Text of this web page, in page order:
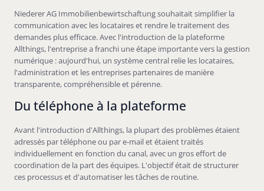
Niederer AG Immobilienbewirtschaftung souhaitait simplifier la
communication avec les locataires et rendre le traitement des
demandes plus efficace. Avec l'introduction de la plateforme
Allthings, l'entreprise a franchi une étape importante vers la gestion
numérique : aujourd'hui, un système central relie les locataires,
l'administration et les entreprises partenaires de manière
transparente, compréhensible et pérenne.
Du téléphone à la plateforme
Avant l'introduction d'Allthings, la plupart des problèmes étaient
adressés par téléphone ou par e-mail et étaient traités
individuellement en fonction du canal, avec un gros effort de
coordination de la part des équipes. L'objectif était de structurer
ces processus et d'automatiser les tâches de routine.